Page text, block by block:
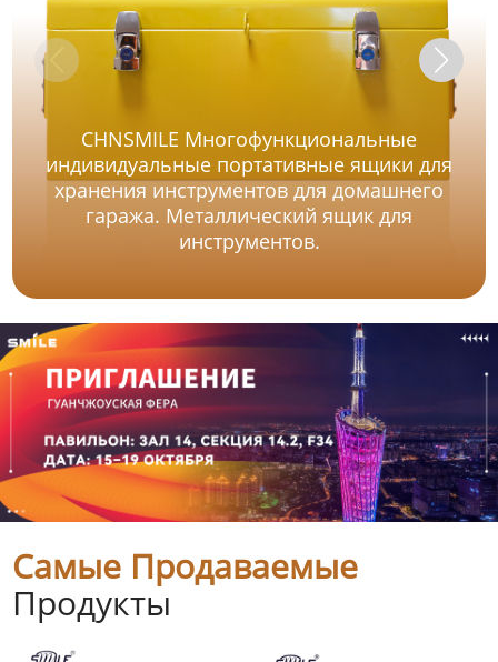
CHNSMILE Многофункциональные
индивидуальные портативные ящики для
хранения инструментов для домашнего
гаража. Металлический ящик для
инструментов.
Самые Продаваемые
Продукты